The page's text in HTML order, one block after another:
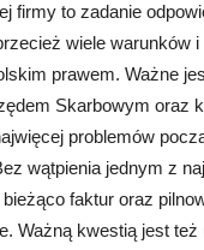
firmy to zadanie
wiele warunków
prawem. Ważne
Skarbowym oraz
problemów
wątpienia jednym z
faktur oraz
Ważną kwestią jest